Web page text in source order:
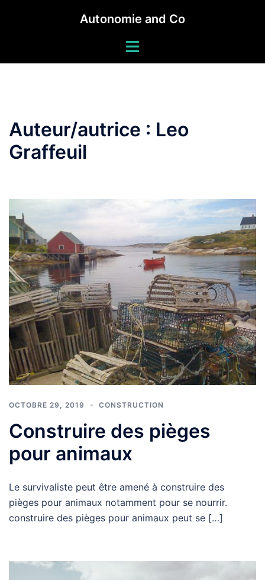
Autonomie and Co
Auteur/autrice : Leo
Graffeuil
OCTOBRE 29, 2019 CONSTRUCTION
Construire des pièges
pour animaux
Le survivaliste peut être amené à construire des
pièges pour animaux notamment pour se nourrir.
construire des pièges pour animaux peut se […]